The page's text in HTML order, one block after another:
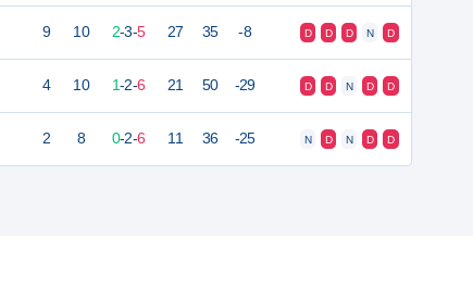
9 10 2-3-5 27 35 -8 D D D N D
4 10 1-2-6 21 50 -29 D D N D D
2 8 0-2-6 11 36 -25 N D N D D